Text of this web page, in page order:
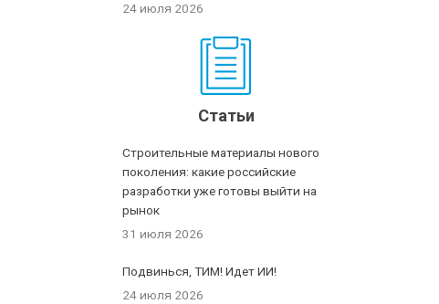
24 июля 2026
Статьи
Строительные материалы нового
поколения: какие российские
разработки уже готовы выйти на
рынок
31 июля 2026
Подвинься, ТИМ! Идет ИИ!
24 июля 2026